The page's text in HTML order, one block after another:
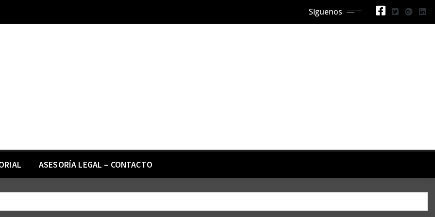
Siguenos
ASESORÍA LEGAL – CONTACTO